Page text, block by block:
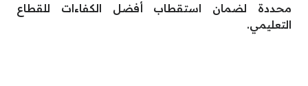
محددة لضمان استقطاب أفضل الكفاءات للقطاع
التعليمي.